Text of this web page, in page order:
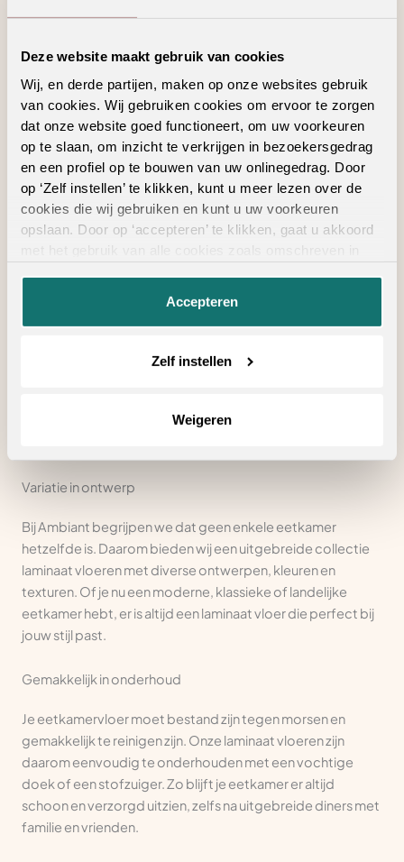
Deze website maakt gebruik van cookies
Wij, en derde partijen, maken op onze websites gebruik
van cookies. Wij gebruiken cookies om ervoor te zorgen
dat onze website goed functioneert, om uw voorkeuren
op te slaan, om inzicht te verkrijgen in bezoekersgedrag
en een profiel op te bouwen van uw onlinegedrag. Door
op ‘Zelf instellen’ te klikken, kunt u meer lezen over de
cookies die wij gebruiken en kunt u uw voorkeuren
opslaan. Door op ‘accepteren’ te klikken, gaat u akkoord
Accepteren
Zelf instellen
Weigeren
W
Walnoot laminaat
Waterbestendig laminaat
Wit laminaat
Z
Zwart laminaat
Stijlvolle laminaat vloeren voor je eetkamer
maar ook duurzaamheid in huis. Onze vloeren zijn gemaakt
vlekken en slijtage, waardoor het perfect is voor gezinnen
Variatie in ontwerp
Bij Ambiant begrijpen we dat geen enkele eetkamer
hetzelfde is. Daarom bieden wij een uitgebreide collectie
laminaat vloeren met diverse ontwerpen, kleuren en
texturen. Of je nu een moderne, klassieke of landelijke
eetkamer hebt, er is altijd een laminaat vloer die perfect bij
jouw stijl past.
Gemakkelijk in onderhoud
Je eetkamervloer moet bestand zijn tegen morsen en
gemakkelijk te reinigen zijn. Onze laminaat vloeren zijn
daarom eenvoudig te onderhouden met een vochtige
doek of een stofzuiger. Zo blijft je eetkamer er altijd
schoon en verzorgd uitzien, zelfs na uitgebreide diners met
familie en vrienden.